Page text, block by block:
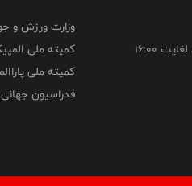
وزارت ورزش و
کمیته ملی
کمیته ملی
فدراسیون